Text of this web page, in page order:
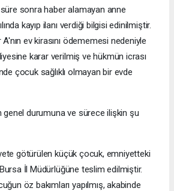
sonra haber alamayan anne
kayıp ilanı verdiği bilgisi edinilmiştir.
ev kirasını ödememesi nedeniyle
karar verilmiş ve hükmün icrası
çocuk sağlıklı olmayan bir evde
genel durumuna ve sürece ilişkin şu
götürülen küçük çocuk, emniyetteki
İl Müdürlüğüne teslim edilmiştir.
öz bakımları yapılmış, akabinde